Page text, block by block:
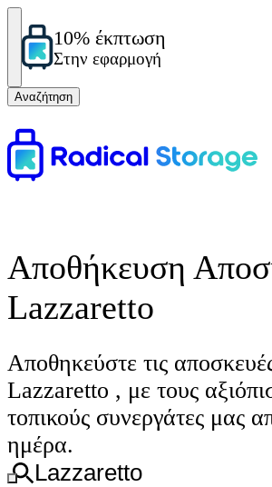
10% έκπτωση
Στην εφαρμογή
Αναζήτηση
Αποθήκευση
Lazzaretto
Αποθηκεύστε τις
Lazzaretto , με τους
τοπικούς συνεργάτες μας
ημέρα.
Lazzaretto